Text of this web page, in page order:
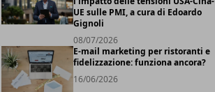
UE sulle PMI, a cura di Edoardo
Gignoli
08/07/2026
E-mail marketing per ristoranti e
fidelizzazione: funziona ancora?
16/06/2026